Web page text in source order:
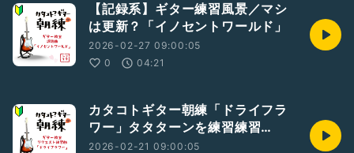
【記録系】ギター練習風景／マシ
は更新？「イノセントワールド」
2026-02-27 09:00:05
0
04:21
カタコトギター朝練「ドライフラ
ワー」タタターンを練習練習…
2026-02-21 09:00:05